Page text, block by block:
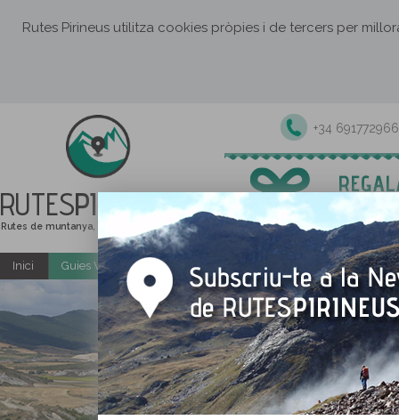
Rutes Pirineus utilitza cookies pròpies i de tercers per
RUTESPIRINEUS
Rutes de muntanya, senderisme i excursions
+34 691772966
Inici Guies Web i PDF gratuïtes Excursions i activitats